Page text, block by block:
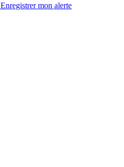
Enregistrermon alerte